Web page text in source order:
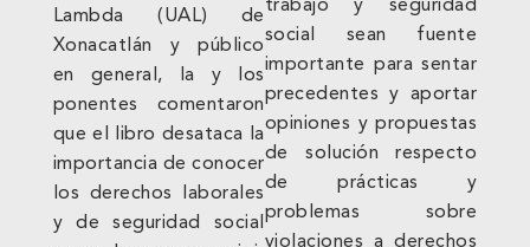
Lambda (UAL) de
Xonacatlán y público
en general, la y los
ponentes comentaron
que el libro desataca la
importancia de conocer
los derechos laborales
y de seguridad social
trabajo y seguridad
social sean fuente
importante para sentar
precedentes y aportar
opiniones y propuestas
de solución respecto
de prácticas y
problemas sobre
violaciones a derechos